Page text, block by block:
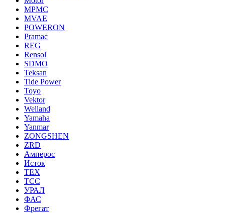
MPMC
MVAE
POWERON
Pramac
REG
Rensol
SDMO
Teksan
Tide Power
Toyo
Vektor
Welland
Yamaha
Yanmar
ZONGSHEN
ZRD
Амперос
Исток
ТЕХ
ТСС
УРАЛ
ФАС
Фрегат